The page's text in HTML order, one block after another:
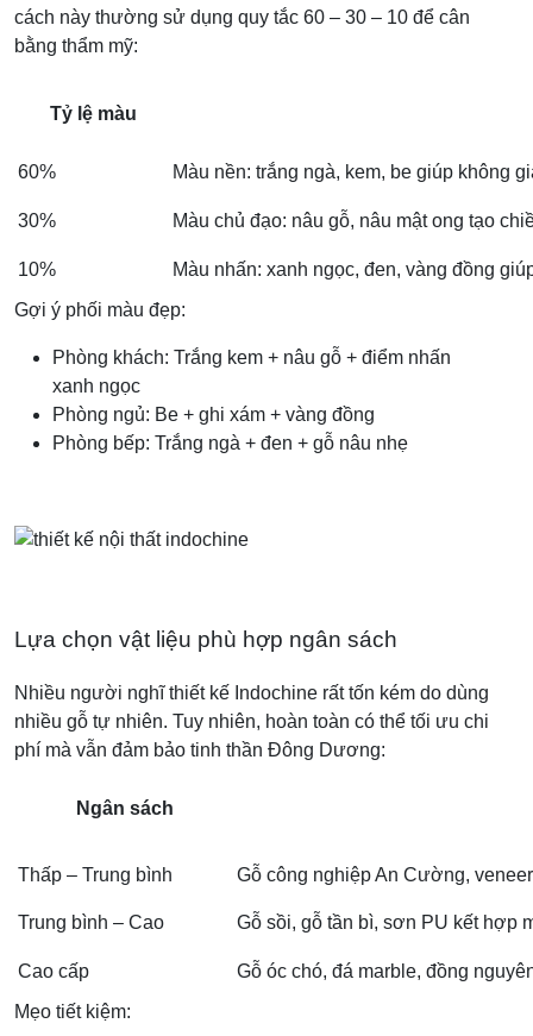
cách này thường sử dụng quy tắc 60 – 30 – 10 để cân
bằng thẩm mỹ:
Tỷ lệ màu
60% Màu nền: trắng ngà, kem, be giúp không
30% Màu chủ đạo: nâu gỗ, nâu mật ong tạo
10%
Màu nhấn: xanh ngọc, đen, vàng đồng
Gợi ý phối màu đẹp:
Phòng khách: Trắng kem + nâu gỗ + điểm nhấn
xanh ngọc
Phòng ngủ: Be + ghi xám + vàng đồng
Phòng bếp: Trắng ngà + đen + gỗ nâu nhẹ
Lựa chọn vật liệu phù hợp ngân sách
Nhiều người nghĩ thiết kế Indochine rất tốn kém do dùng
nhiều gỗ tự nhiên. Tuy nhiên, hoàn toàn có thể tối ưu chi
phí mà vẫn đảm bảo tinh thần Đông Dương:
Ngân sách
Thấp – Trung bình Gỗ công nghiệp An Cường,
Trung bình – Cao Gỗ sồi, gỗ tần bì, sơn PU kết hợp
Cao cấp
Gỗ óc chó, đá marble, đồng
Mẹo tiết kiệm: